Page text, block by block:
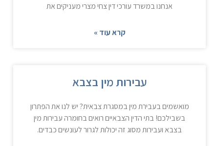
אנחנו במשרד עורכי דין צחי מצרי מעניקים את
קרא עוד »
עבירות מין בצבא
מואשמים בעבירת מין במסגרת צבאית? יש לנו את הפתרון
בשבילכם! בתי הדין הצבאיים רואים בחומרה עבירות מין
בצבא ועבירות מסוג זה יכולות לגרור לעונשים כבדים.